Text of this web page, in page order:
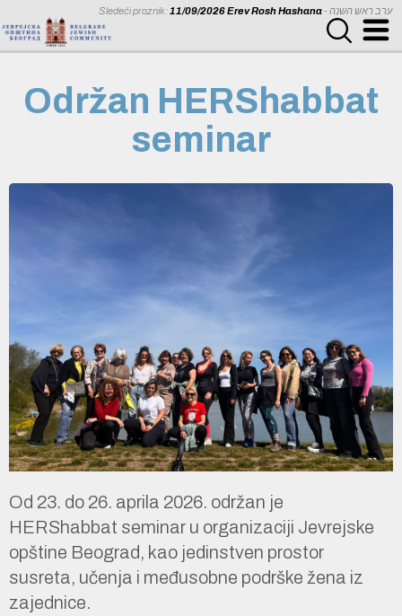
Sledeći praznik:11/09/2026 Erev Rosh Hashana - ערב ראש השנה
Održan HERShabbat
seminar
Od 23. do 26. aprila 2026. održan je
HERShabbat seminar u organizaciji Jevrejske
opštine Beograd, kao jedinstven prostor
susreta, učenja i međusobne podrške žena iz
zajednice.